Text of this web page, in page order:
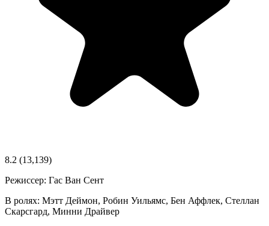
8.2 (13,139)
Режиссер: Гас Ван Сент
В ролях: Мэтт Деймон, Робин Уильямс, Бен Аффлек, Стеллан
Скарсгард, Минни Драйвер